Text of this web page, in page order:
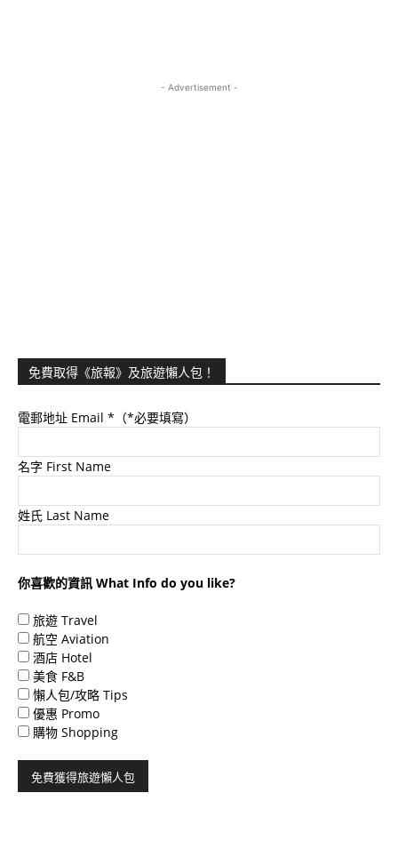
- Advertisement -
免費取得《旅報》及旅遊懶人包！
電郵地址 Email *（*必要填寫）
名字 First Name
姓氏 Last Name
你喜歡的資訊 What Info do you like?
旅遊 Travel
航空 Aviation
酒店 Hotel
美食 F&B
懶人包/攻略 Tips
優惠 Promo
購物 Shopping